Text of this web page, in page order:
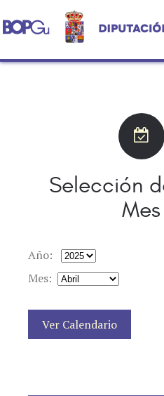
Selección
Mes
Año:
Mes:
Ver Calendario